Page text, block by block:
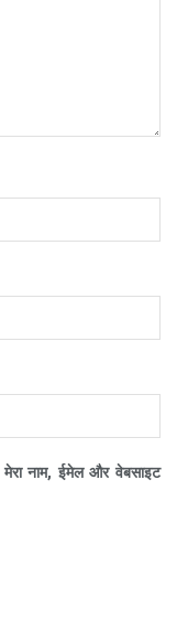
नाम, ईमेल और वेबसाइट